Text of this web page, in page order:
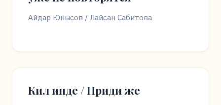
Айдар Юнысов / Лайсан Сабитова
Кил инде / Приди же